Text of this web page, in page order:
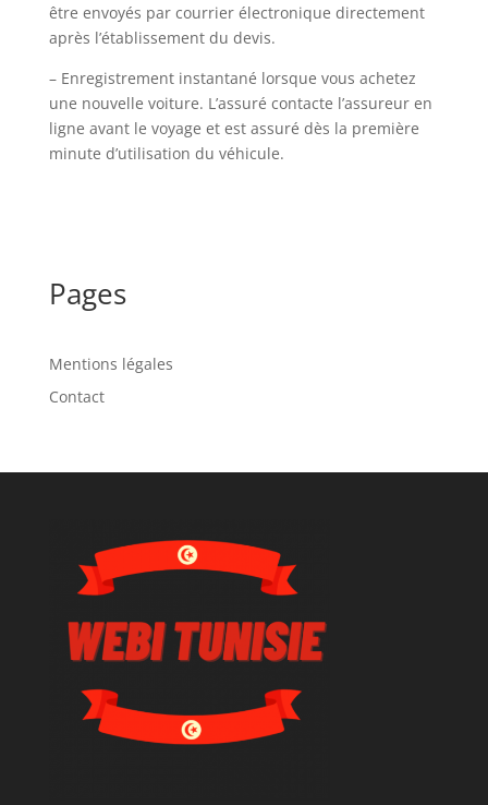
être envoyés par courrier électronique directement
après l’établissement du devis.
– Enregistrement instantané lorsque vous achetez
une nouvelle voiture. L’assuré contacte l’assureur en
ligne avant le voyage et est assuré dès la première
minute d’utilisation du véhicule.
Pages
Mentions légales
Contact